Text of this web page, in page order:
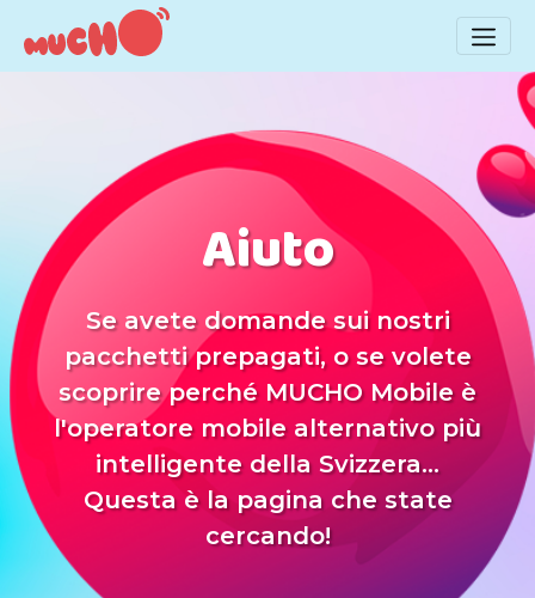
Aiuto
Se avete domande sui nostri
pacchetti prepagati, o se volete
scoprire perché MUCHO Mobile è
l'operatore mobile alternativo più
intelligente della Svizzera...
Questa è la pagina che state
cercando!